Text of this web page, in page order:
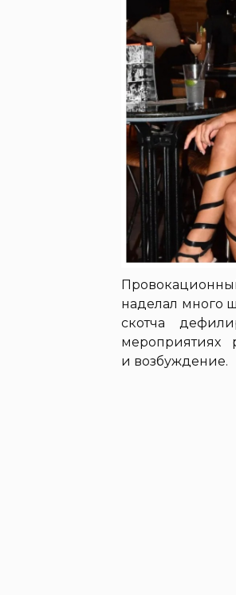
наделал много
скотча
и возбуждение.